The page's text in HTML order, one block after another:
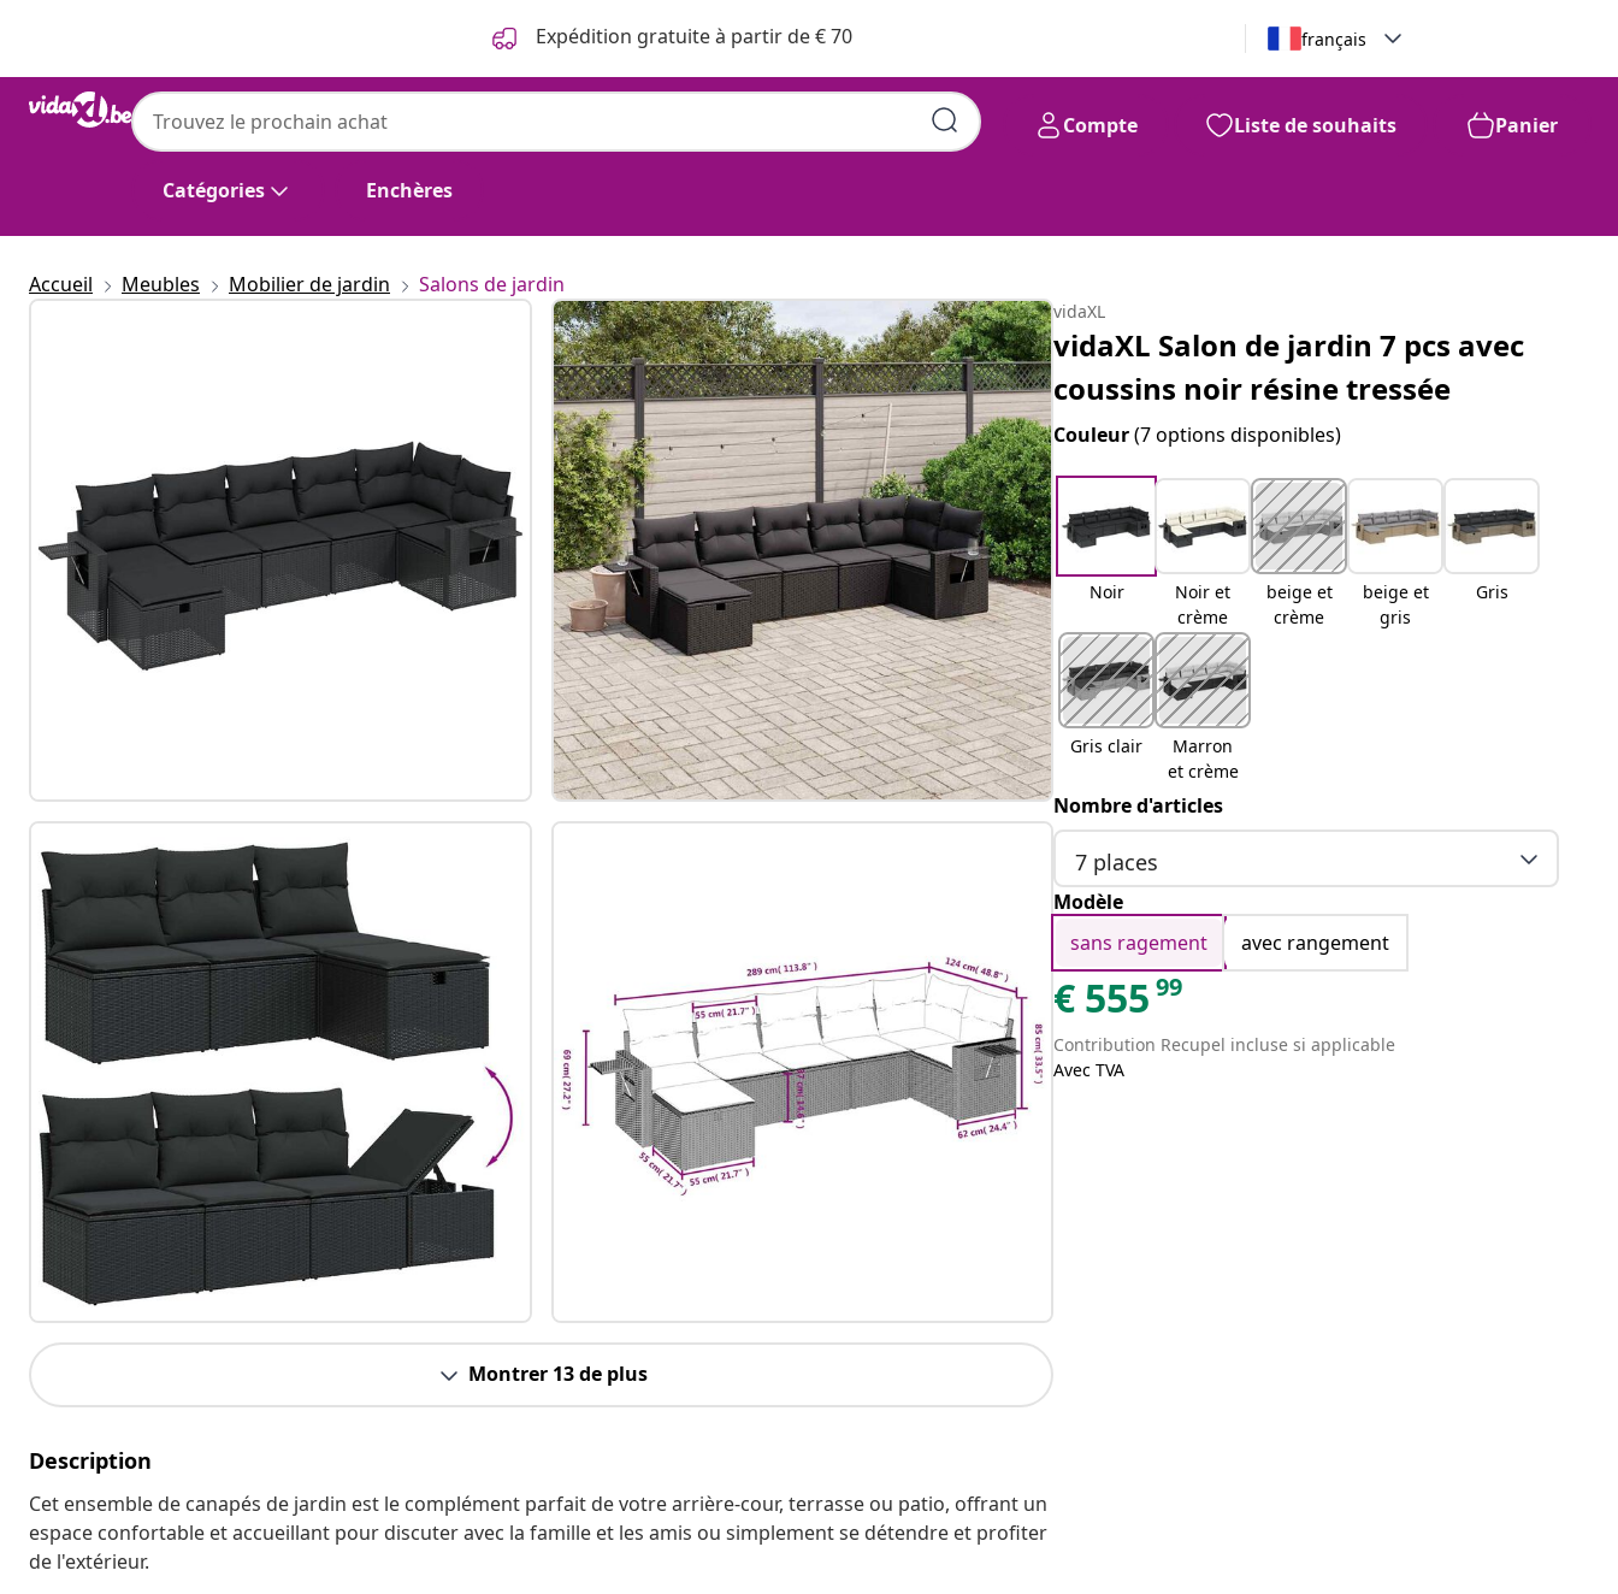
Expédition gratuite à partir de € 70 français
Catégories Enchères
Compte Liste de souhaits Panier
Accueil Meubles Mobilier de jardin Salons de jardin
Montrer 13 de plus
Description
Cet ensemble de canapés de jardin est le complément parfait de votre arrière-cour, terrasse ou patio, offrant un
espace confortable et accueillant pour discuter avec la famille et les amis ou simplement se détendre et profiter
de l'extérieur.
vidaXL
vidaXL Salon de jardin 7 pcs avec
coussins noir résine tressée
Couleur(7 options disponibles)
Noir
Noir et
crème
beige et
crème
beige et
gris
Gris
Gris clair
Marron
et crème
Nombre d'articles
7 places
Modèle
sans ragement
avec rangement
€ 555 99
Contribution Recupel incluse si applicable
Avec TVA